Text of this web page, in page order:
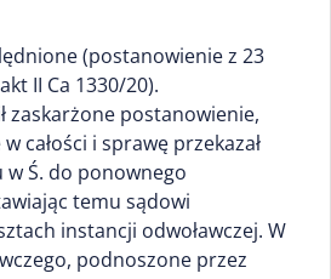
(postanowienie z 23
II Ca 1330/20).
zaskarżone postanowienie,
całości i sprawę przekazał
Ś. do ponownego
temu sądowi
instancji odwoławczej. W
podnoszone przez